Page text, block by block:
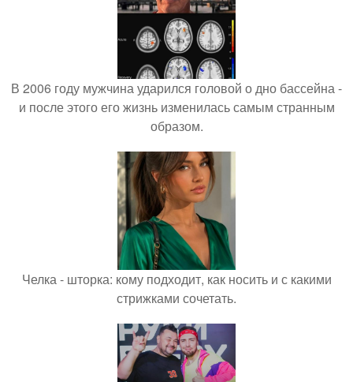
В 2006 году мужчина ударился головой о дно бассейна -
и после этого его жизнь изменилась самым странным
образом.
Челка - шторка: кому подходит, как носить и с какими
стрижками сочетать.